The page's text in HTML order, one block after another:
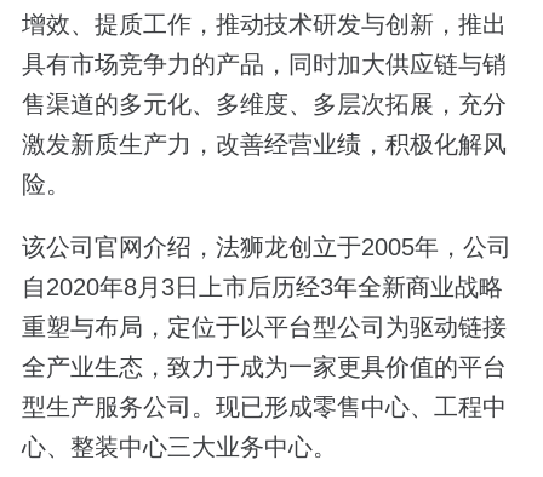
增效、提质工作，推动技术研发与创新，推出
具有市场竞争力的产品，同时加大供应链与销
售渠道的多元化、多维度、多层次拓展，充分
激发新质生产力，改善经营业绩，积极化解风
险。
该公司官网介绍，法狮龙创立于2005年，公司
自2020年8月3日上市后历经3年全新商业战略
重塑与布局，定位于以平台型公司为驱动链接
全产业生态，致力于成为一家更具价值的平台
型生产服务公司。现已形成零售中心、工程中
心、整装中心三大业务中心。